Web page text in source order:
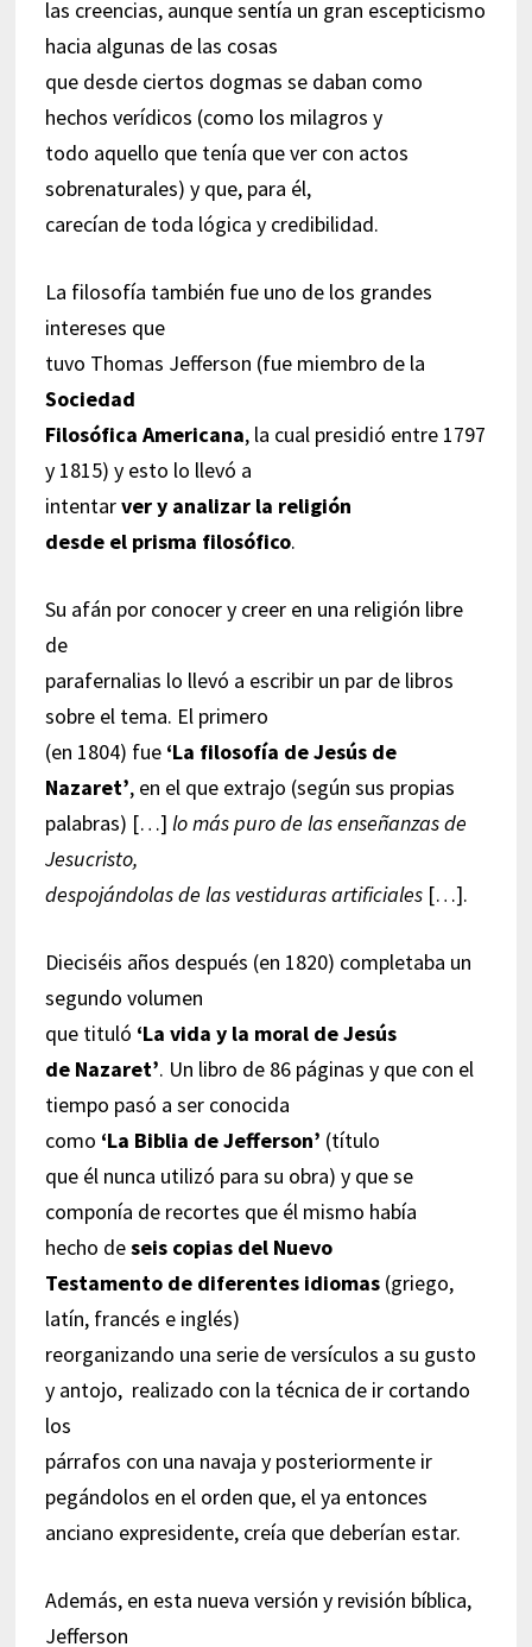
las creencias, aunque sentía un gran escepticismo
hacia algunas de las cosas
que desde ciertos dogmas se daban como
hechos verídicos (como los milagros y
todo aquello que tenía que ver con actos
sobrenaturales) y que, para él,
carecían de toda lógica y credibilidad.
La filosofía también fue uno de los grandes
intereses que
tuvo Thomas Jefferson (fue miembro de la
Sociedad
Filosófica Americana, la cual presidió entre 1797
y 1815) y esto lo llevó a
intentarver y analizar la religión
desde el prisma filosófico.
Su afán por conocer y creer en una religión libre
de
parafernalias lo llevó a escribir un par de libros
sobre el tema. El primero
(en 1804) fue ‘La filosofía de Jesús de
Nazaret’, en el que extrajo (según sus propias
palabras) […] lo más puro de las enseñanzas de
Jesucristo,
despojándolas de las vestiduras artificiales[…].
Dieciséis años después (en 1820) completaba un
segundo volumen
que tituló ‘La vida y la moral de Jesús
de Nazaret’. Un libro de 86 páginas y que con el
tiempo pasó a ser conocida
como ‘La Biblia de Jefferson’ (título
que él nunca utilizó para su obra) y que se
componía de recortes que él mismo había
hecho deseis copias del Nuevo
Testamento de diferentes idiomas(griego,
latín, francés e inglés)
reorganizando una serie de versículos a su gusto
y antojo, realizado con la técnica de ir cortando
los
párrafos con una navaja y posteriormente ir
pegándolos en el orden que, el ya entonces
anciano expresidente, creía que deberían estar.
Además, en esta nueva versión y revisión bíblica,
Jefferson